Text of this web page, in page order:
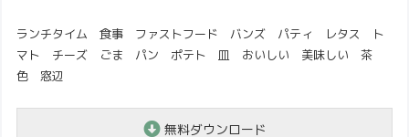
ランチタイム 食事 ファストフード バンズ パティ レタス ト
マト チーズ ごま パン ポテト 皿 おいしい 美味しい 茶
色 窓辺
無料ダウンロード